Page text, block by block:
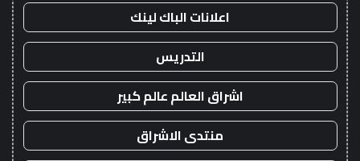
اعلانات الباك لينك
التدريس
اشراق العالم عالم كبير
منتدى الاشراق